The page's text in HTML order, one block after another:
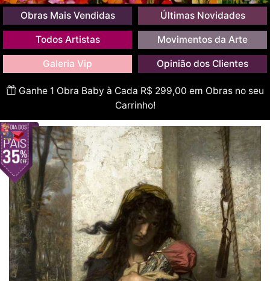
Obras Mais Vendidas Últimas Novidades
Todos Artistas Movimentos da Arte
Galeria Vip Opinião dos Clientes
Ganhe 1 Obra Baby à Cada R$ 299,00 em Obras no seu
Carrinho!